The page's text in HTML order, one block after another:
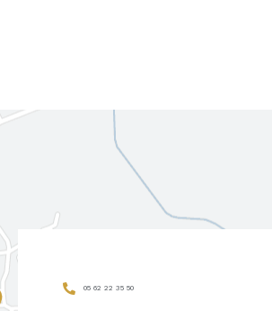
05 62 22 35 50